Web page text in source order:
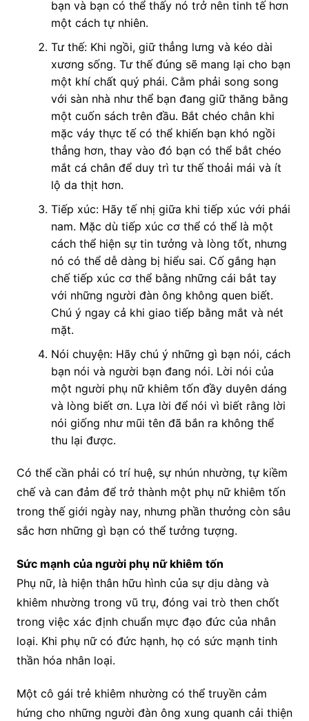
bạn và bạn có thể thấy nó trở nên tinh tế hơn
một cách tự nhiên.
Tư thế: Khi ngồi, giữ thẳng lưng và kéo dài
xương sống. Tư thế đúng sẽ mang lại cho bạn
một khí chất quý phái. Cằm phải song song
với sàn nhà như thể bạn đang giữ thăng bằng
một cuốn sách trên đầu. Bắt chéo chân khi
mặc váy thực tế có thể khiến bạn khó ngồi
thẳng hơn, thay vào đó bạn có thể bắt chéo
mắt cá chân để duy trì tư thế thoải mái và ít
lộ da thịt hơn.
Tiếp xúc: Hãy tế nhị giữa khi tiếp xúc với phái
nam. Mặc dù tiếp xúc cơ thể có thể là một
cách thể hiện sự tin tưởng và lòng tốt, nhưng
nó có thể dễ dàng bị hiểu sai. Cố gắng hạn
chế tiếp xúc cơ thể bằng những cái bắt tay
với những người đàn ông không quen biết.
Chú ý ngay cả khi giao tiếp bằng mắt và nét
mặt.
Nói chuyện: Hãy chú ý những gì bạn nói, cách
bạn nói và người bạn đang nói. Lời nói của
một người phụ nữ khiêm tốn đầy duyên dáng
và lòng biết ơn. Lựa lời để nói vì biết rằng lời
nói giống như mũi tên đã bắn ra không thể
thu lại được.
Có thể cần phải có trí huệ, sự nhún nhường, tự kiềm
chế và can đảm để trở thành một phụ nữ khiêm tốn
trong thế giới ngày nay, nhưng phần thưởng còn sâu
sắc hơn những gì bạn có thể tưởng tượng.
Sức mạnh của người phụ nữ khiêm tốn
Phụ nữ, là hiện thân hữu hình của sự dịu dàng và
khiêm nhường trong vũ trụ, đóng vai trò then chốt
trong việc xác định chuẩn mực đạo đức của nhân
loại. Khi phụ nữ có đức hạnh, họ có sức mạnh tinh
thần hóa nhân loại.
Một cô gái trẻ khiêm nhường có thể truyền cảm
hứng cho những người đàn ông xung quanh cải thiện